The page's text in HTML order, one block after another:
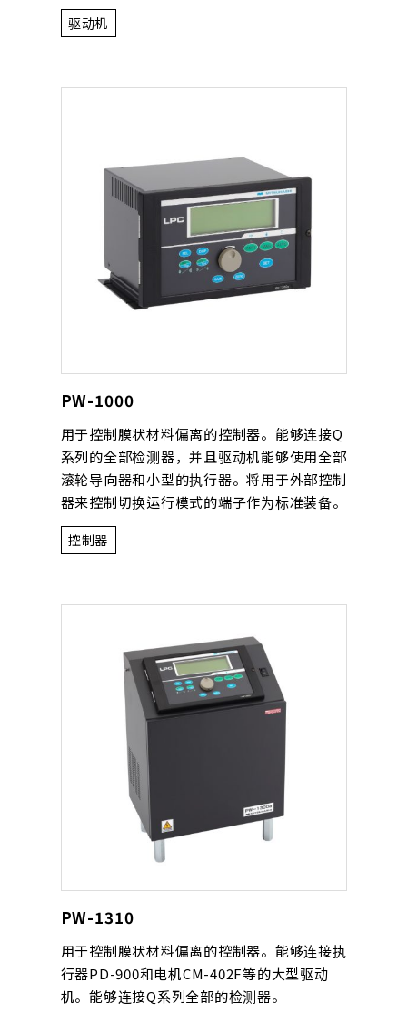
量是3000kg。
驱动机
PW-1000
用于控制膜状材料偏离的控制器。能够连接Q
系列的全部检测器，并且驱动机能够使用全部
滚轮导向器和小型的执行器。将用于外部控制
器来控制切换运行模式的端子作为标准装备。
控制器
PW-1310
用于控制膜状材料偏离的控制器。能够连接执
行器PD-900和电机CM-402F等的大型驱动
机。能够连接Q系列全部的检测器。